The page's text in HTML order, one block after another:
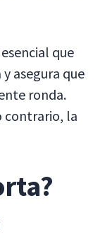
que
asegura que
ronda.
contrario, la